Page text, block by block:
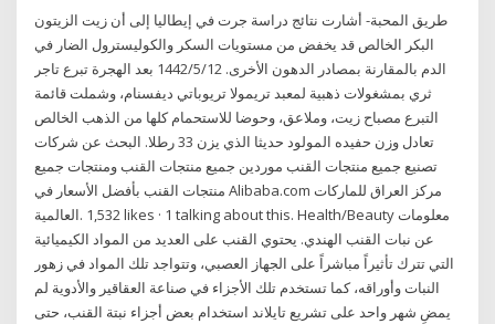
طريق المحبة- أشارت نتائج دراسة جرت في إيطاليا إلى أن زيت الزيتون
البكر الخالص قد يخفض من مستويات السكر والكوليسترول الضار في
الدم بالمقارنة بمصادر الدهون الأخرى. 12‏‏/5‏‏/1442 بعد الهجرة تبرع تاجر
ثري بمشغولات ذهبية لمعبد تريمولا تريوباتي ديفسنام، وشملت قائمة
التبرع مصباح زيت، وملاعق، وحوضا للاستحمام كلها من الذهب الخالص
تعادل وزن حفيده المولود حديثا الذي يزن 33 رطلا. البحث عن شركات
تصنيع جميع منتجات القنب موردين جميع منتجات القنب ومنتجات جميع
منتجات القنب بأفضل الأسعار في Alibaba.com ‎مركز العراق للماركات
العالمية‎. 1,532 likes · 1 talking about this. Health/Beauty معلومات
عن نبات القنب الهندي. يحتوي القنب على العديد من المواد الكيميائية
التي تترك تأثيراً مباشراً على الجهاز العصبي، وتتواجد تلك المواد في زهور
النبات وأوراقه، كما تستخدم تلك الأجزاء في صناعة العقاقير والأدوية لم
يمضِ شهر واحد على تشريع تايلاند استخدام بعض أجزاء نبتة القنب، حتى